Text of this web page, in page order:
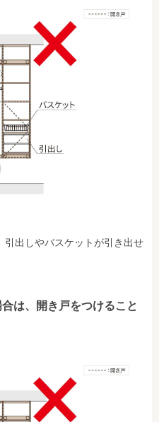
出しやバスケットが引き出せ
は、開き戸をつけること